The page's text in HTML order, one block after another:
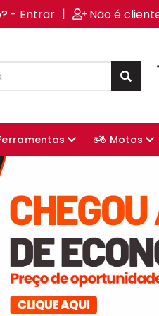
- Entrar | Não é
Motos